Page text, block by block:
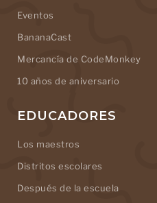
Eventos
BananaCast
Mercancía de CodeMonkey
10 años de aniversario
EDUCADORES
Los maestros
Distritos escolares
Después de la escuela